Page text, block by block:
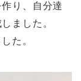
り、自分達
ました。
た。